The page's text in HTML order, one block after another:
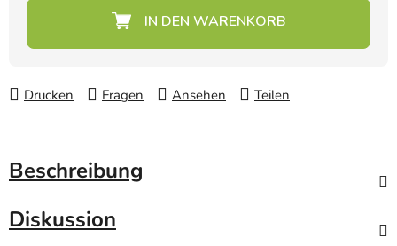
Drucken Fragen Ansehen Teilen
Beschreibung
Diskussion